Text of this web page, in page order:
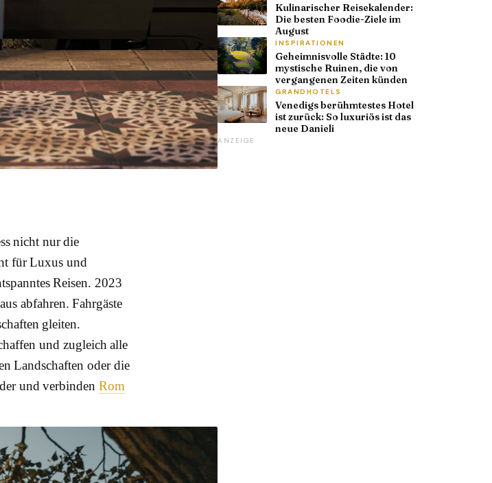
nicht nur die
für Luxus und
Reisen. 2023
abfahren. Fahrgäste
gleiten.
und zugleich alle
Landschaften oder die
und verbinden Rom
Kulinarischer Reisekalender:
Die besten Foodie-Ziele im
August
INSPIRATIONEN
Geheimnisvolle Städte: 10
mystische Ruinen, die von
vergangenen Zeiten künden
GRANDHOTELS
Venedigs berühmtestes Hotel
ist zurück: So luxuriös ist das
neue Danieli
ANZEIGE